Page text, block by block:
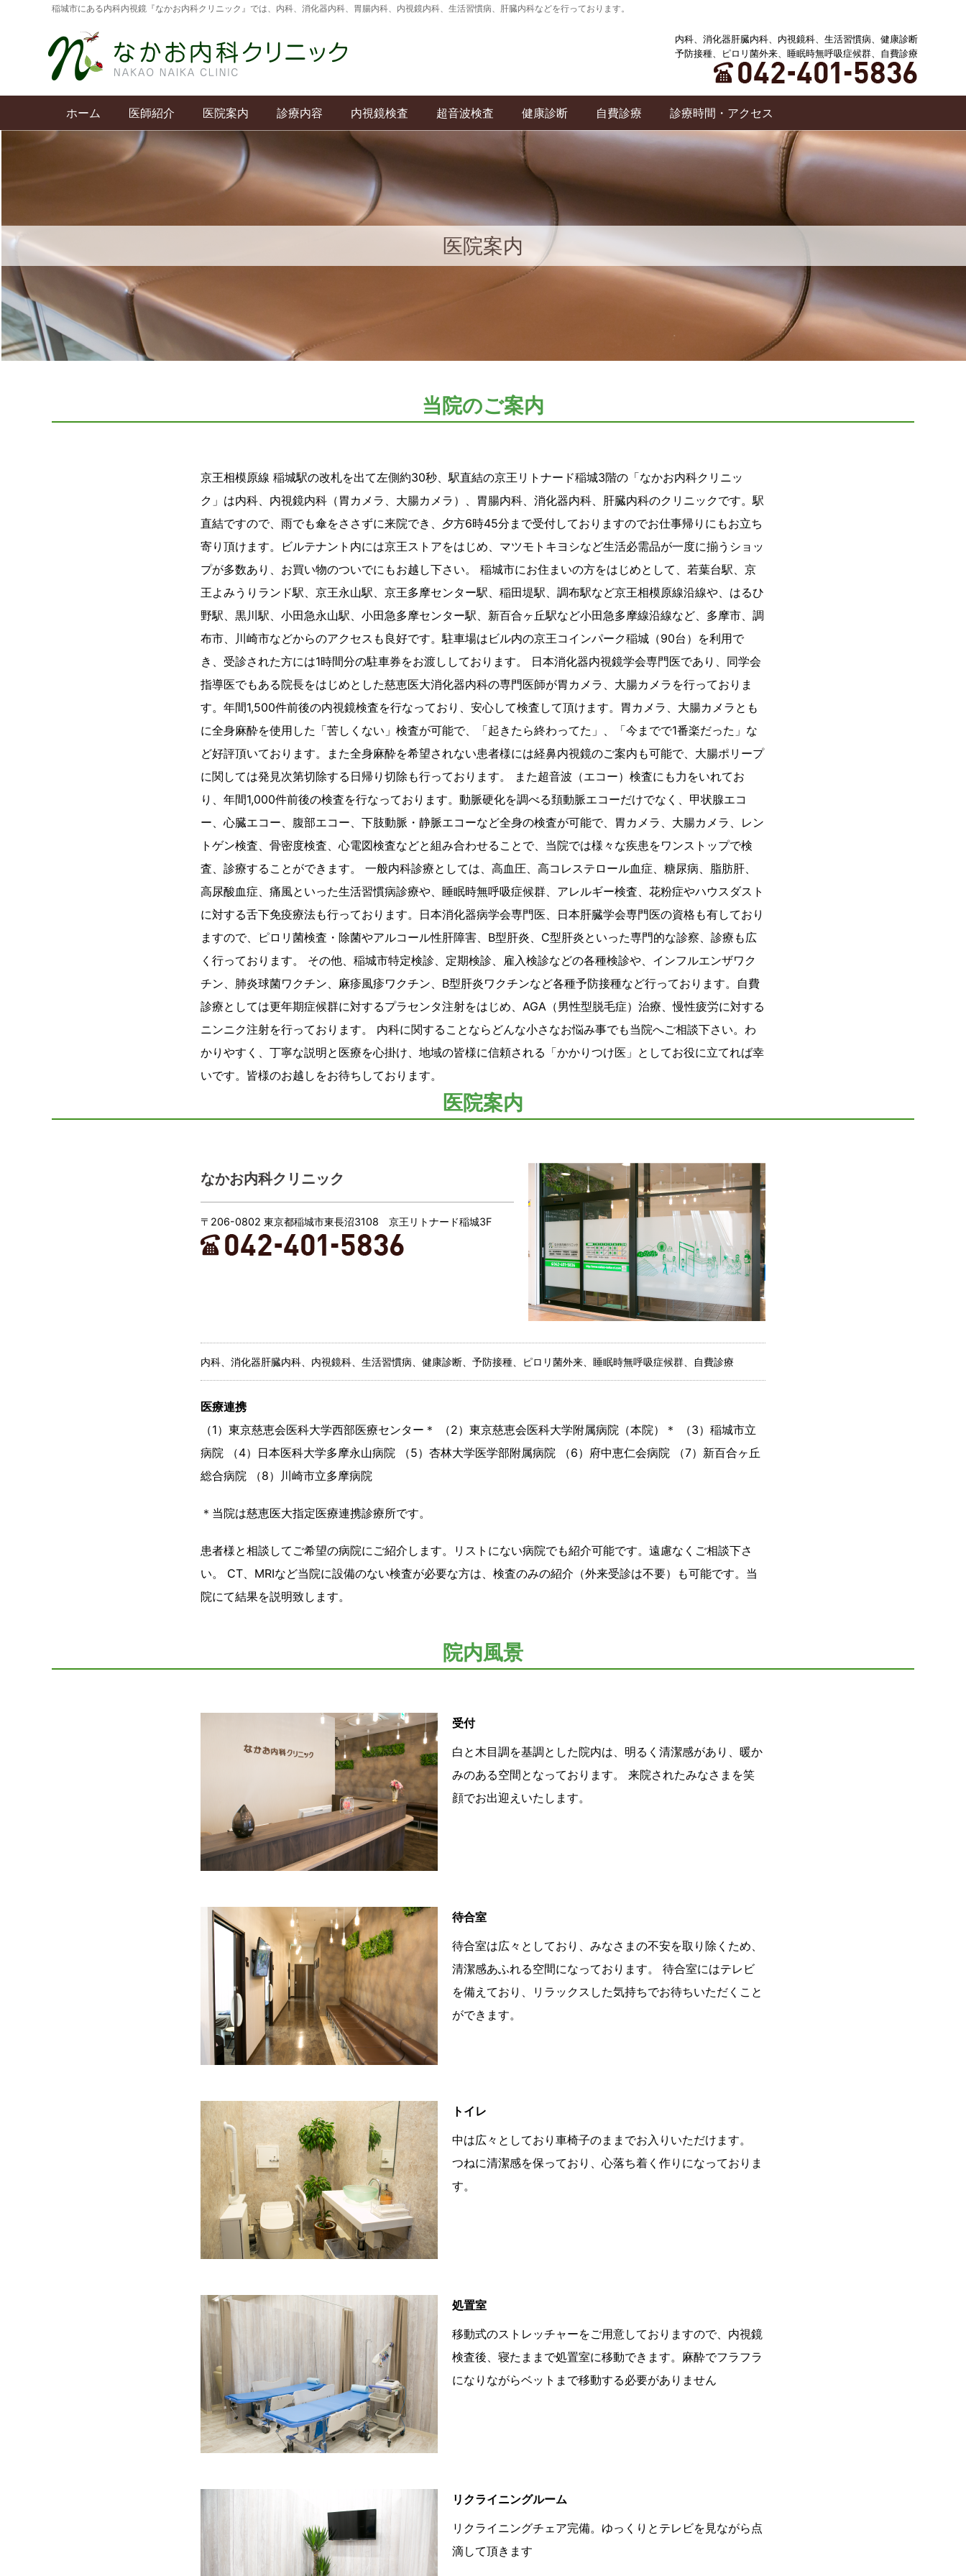
稲城市にある内科内視鏡『なかお内科クリニック』では、内科、消化器内科、胃腸内科、内視鏡内科、生活習慣病、肝臓内科などを行っております。
内科、消化器肝臓内科、内視鏡科、生活習慣病、健康診断
予防接種、ピロリ菌外来、睡眠時無呼吸症候群、自費診療
ホーム 医師紹介 医院案内 診療内容 内視鏡検査 超音波検査 健康診断 自費診療 診療時間・アクセス
医院案内
当院のご案内
京王相模原線 稲城駅の改札を出て左側約30秒、駅直結の京王リトナード稲城3階の「なかお内科クリニッ
ク」は内科、内視鏡内科（胃カメラ、大腸カメラ）、胃腸内科、消化器内科、肝臓内科のクリニックです。駅
直結ですので、雨でも傘をささずに来院でき、夕方6時45分まで受付しておりますのでお仕事帰りにもお立ち
寄り頂けます。ビルテナント内には京王ストアをはじめ、マツモトキヨシなど生活必需品が一度に揃うショッ
プが多数あり、お買い物のついでにもお越し下さい。 稲城市にお住まいの方をはじめとして、若葉台駅、京
王よみうりランド駅、京王永山駅、京王多摩センター駅、稲田堤駅、調布駅など京王相模原線沿線や、はるひ
野駅、黒川駅、小田急永山駅、小田急多摩センター駅、新百合ヶ丘駅など小田急多摩線沿線など、多摩市、調
布市、川崎市などからのアクセスも良好です。駐車場はビル内の京王コインパーク稲城（90台）を利用で
き、受診された方には1時間分の駐車券をお渡ししております。 日本消化器内視鏡学会専門医であり、同学会
指導医でもある院長をはじめとした慈恵医大消化器内科の専門医師が胃カメラ、大腸カメラを行っておりま
す。年間1,500件前後の内視鏡検査を行なっており、安心して検査して頂けます。胃カメラ、大腸カメラとも
に全身麻酔を使用した「苦しくない」検査が可能で、「起きたら終わってた」、「今までで1番楽だった」な
ど好評頂いております。また全身麻酔を希望されない患者様には経鼻内視鏡のご案内も可能で、大腸ポリープ
に関しては発見次第切除する日帰り切除も行っております。 また超音波（エコー）検査にも力をいれてお
り、年間1,000件前後の検査を行なっております。動脈硬化を調べる頚動脈エコーだけでなく、甲状腺エコ
ー、心臓エコー、腹部エコー、下肢動脈・静脈エコーなど全身の検査が可能で、胃カメラ、大腸カメラ、レン
トゲン検査、骨密度検査、心電図検査などと組み合わせることで、当院では様々な疾患をワンストップで検
査、診療することができます。 一般内科診療としては、高血圧、高コレステロール血症、糖尿病、脂肪肝、
高尿酸血症、痛風といった生活習慣病診療や、睡眠時無呼吸症候群、アレルギー検査、花粉症やハウスダスト
に対する舌下免疫療法も行っております。日本消化器病学会専門医、日本肝臓学会専門医の資格も有しており
ますので、ピロリ菌検査・除菌やアルコール性肝障害、B型肝炎、C型肝炎といった専門的な診察、診療も広
く行っております。 その他、稲城市特定検診、定期検診、雇入検診などの各種検診や、インフルエンザワク
チン、肺炎球菌ワクチン、麻疹風疹ワクチン、B型肝炎ワクチンなど各種予防接種など行っております。自費
診療としては更年期症候群に対するプラセンタ注射をはじめ、AGA（男性型脱毛症）治療、慢性疲労に対する
ニンニク注射を行っております。 内科に関することならどんな小さなお悩み事でも当院へご相談下さい。わ
かりやすく、丁寧な説明と医療を心掛け、地域の皆様に信頼される「かかりつけ医」としてお役に立てれば幸
いです。皆様のお越しをお待ちしております。
医院案内
なかお内科クリニック
〒206-0802 東京都稲城市東長沼3108 京王リトナード稲城3F
内科、消化器肝臓内科、内視鏡科、生活習慣病、健康診断、予防接種、ピロリ菌外来、睡眠時無呼吸症候群、自費診療
医療連携
（1）東京慈恵会医科大学西部医療センター＊ （2）東京慈恵会医科大学附属病院（本院）＊ （3）稲城市立
病院 （4）日本医科大学多摩永山病院 （5）杏林大学医学部附属病院 （6）府中恵仁会病院 （7）新百合ヶ丘
総合病院 （8）川崎市立多摩病院
＊当院は慈恵医大指定医療連携診療所です。
患者様と相談してご希望の病院にご紹介します。リストにない病院でも紹介可能です。遠慮なくご相談下さ
い。 CT、MRIなど当院に設備のない検査が必要な方は、検査のみの紹介（外来受診は不要）も可能です。当
院にて結果を説明致します。
院内風景
受付
白と木目調を基調とした院内は、明るく清潔感があり、暖か
みのある空間となっております。 来院されたみなさまを笑
顔でお出迎えいたします。
待合室
待合室は広々としており、みなさまの不安を取り除くため、
清潔感あふれる空間になっております。 待合室にはテレビ
を備えており、リラックスした気持ちでお待ちいただくこと
ができます。
トイレ
中は広々としており車椅子のままでお入りいただけます。
つねに清潔感を保っており、心落ち着く作りになっておりま
す。
処置室
移動式のストレッチャーをご用意しておりますので、内視鏡
検査後、寝たままで処置室に移動できます。麻酔でフラフラ
になりながらベットまで移動する必要がありません
リクライニングルーム
リクライニングチェア完備。ゆっくりとテレビを見ながら点
滴して頂きます